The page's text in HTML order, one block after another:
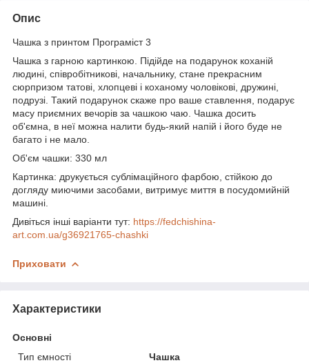
Опис
Чашка з принтом Програміст 3
Чашка з гарною картинкою. Підійде на подарунок коханій
людині, співробітникові, начальнику, стане прекрасним
сюрпризом татові, хлопцеві і коханому чоловікові, дружині,
подрузі. Такий подарунок скаже про ваше ставлення, подарує
масу приємних вечорів за чашкою чаю. Чашка досить
об'ємна, в неї можна налити будь-який напій і його буде не
багато і не мало.
Об'єм чашки: 330 мл
Картинка: друкується сублімаційного фарбою, стійкою до
догляду миючими засобами, витримує миття в посудомийній
машині.
Дивіться інші варіанти тут: https://fedchishina-
art.com.ua/g36921765-chashki
Приховати
Характеристики
Основні
Тип ємності
Чашка